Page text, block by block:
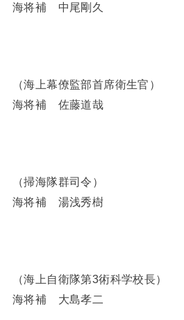
海将補 中尾剛久
（海上幕僚監部首席衛生官）
海将補 佐藤道哉
（掃海隊群司令）
海将補 湯浅秀樹
（海上自衛隊第3術科学校長）
海将補 大島孝二